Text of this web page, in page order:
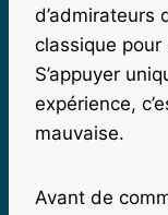
d’admirateurs
classique
S’appuyer
expérience,
mauvaise.
Avant de